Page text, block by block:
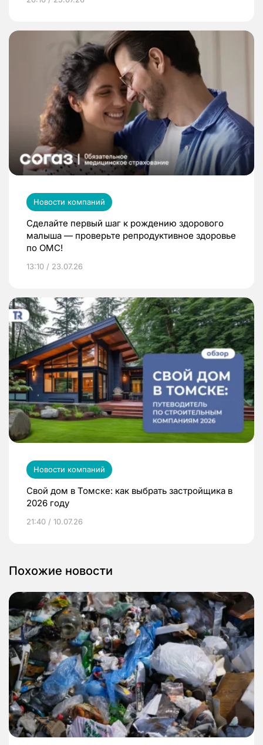
Новости компаний
Сделайте первый шаг к рождению здорового
малыша — проверьте репродуктивное здоровье
по ОМС!
13:10 / 23.07.26
Новости компаний
Свой дом в Томске: как выбрать застройщика в
2026 году
21:40 / 10.07.26
Похожие новости